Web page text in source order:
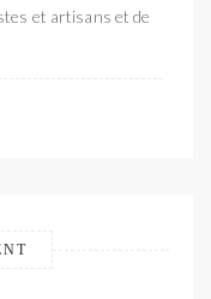
et artisans et de